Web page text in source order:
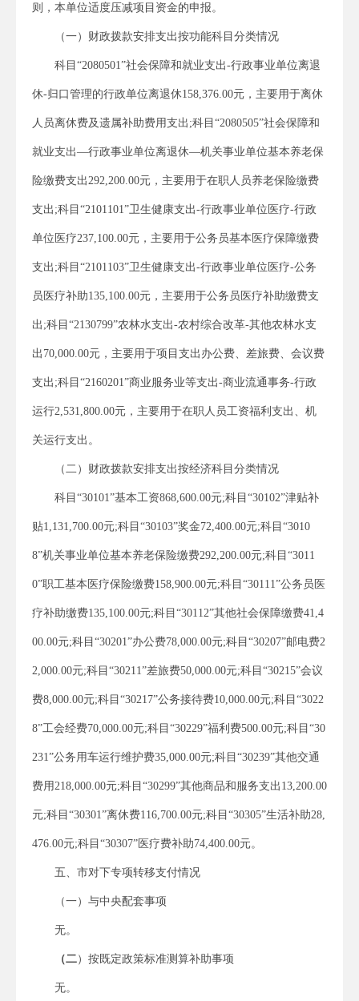
则，本单位适度压减项目资金的申报。
（一）财政拨款安排支出按功能科目分类情况
科目“2080501”社会保障和就业支出-行政事业单位离退
休-归口管理的行政单位离退休158,376.00元，主要用于离休
人员离休费及遗属补助费用支出;科目“2080505”社会保障和
就业支出—行政事业单位离退休—机关事业单位基本养老保
险缴费支出292,200.00元，主要用于在职人员养老保险缴费
支出;科目“2101101”卫生健康支出-行政事业单位医疗-行政
单位医疗237,100.00元，主要用于公务员基本医疗保障缴费
支出;科目“2101103”卫生健康支出-行政事业单位医疗-公务
员医疗补助135,100.00元，主要用于公务员医疗补助缴费支
出;科目“2130799”农林水支出-农村综合改革-其他农林水支
出70,000.00元，主要用于项目支出办公费、差旅费、会议费
支出;科目“2160201”商业服务业等支出-商业流通事务-行政
运行2,531,800.00元，主要用于在职人员工资福利支出、机
关运行支出。
（二）财政拨款安排支出按经济科目分类情况
科目“30101”基本工资868,600.00元;科目“30102”津贴补
贴1,131,700.00元;科目“30103”奖金72,400.00元;科目“3010
8”机关事业单位基本养老保险缴费292,200.00元;科目“3011
0”职工基本医疗保险缴费158,900.00元;科目“30111”公务员医
疗补助缴费135,100.00元;科目“30112”其他社会保障缴费41,4
00.00元;科目“30201”办公费78,000.00元;科目“30207”邮电费2
2,000.00元;科目“30211”差旅费50,000.00元;科目“30215”会议
费8,000.00元;科目“30217”公务接待费10,000.00元;科目“3022
8”工会经费70,000.00元;科目“30229”福利费500.00元;科目“30
231”公务用车运行维护费35,000.00元;科目“30239”其他交通
费用218,000.00元;科目“30299”其他商品和服务支出13,200.00
元;科目“30301”离休费116,700.00元;科目“30305”生活补助28,
476.00元;科目“30307”医疗费补助74,400.00元。
五、市对下专项转移支付情况
（一）与中央配套事项
无。
（二）按既定政策标准测算补助事项
无。